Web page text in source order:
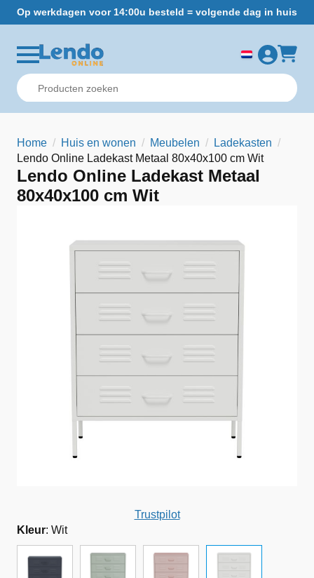
Op werkdagen voor 14:00u besteld = volgende dag in huis
Home Huis en wonen Meubelen
Ladekasten
Lendo Online Ladekast Metaal 80x40x100 cm Wit
Lendo Online Ladekast Metaal
80x40x100 cm Wit
Trustpilot
Kleur: Wit